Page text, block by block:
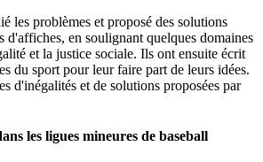
les problèmes et proposé des solutions
d'affiches, en soulignant quelques domaines
et la justice sociale. Ils ont ensuite écrit
du sport pour leur faire part de leurs idées.
d'inégalités et de solutions proposées par
les ligues mineures de baseball